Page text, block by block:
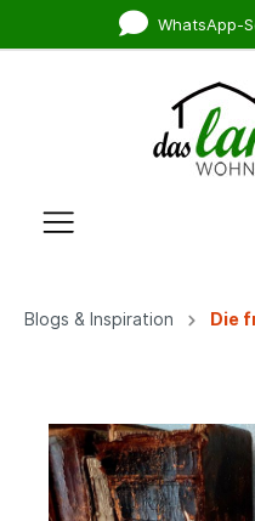
WhatsApp-
Blogs & Inspiration Die